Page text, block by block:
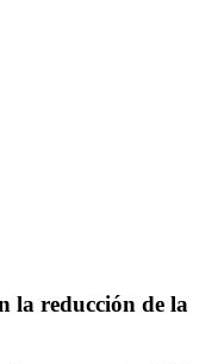
la reducción de la